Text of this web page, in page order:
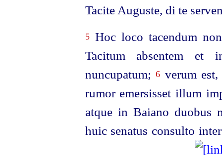
Tacite Auguste, di te
5Hoc loco tacendum
Tacitum absentem et
nuncupatum; 6 verum
rumor emersisset illum
atque in Baiano duobus
huic senatus consulto